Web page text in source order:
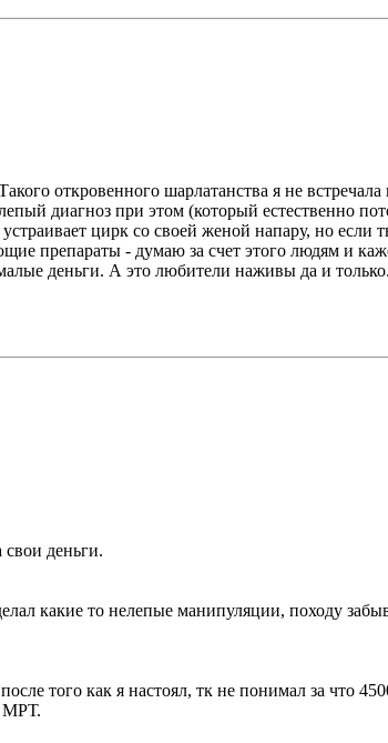
откровенного шарлатанства я не
диагноз при этом (который естественно
цирк со своей женой напару, но
препараты - думаю за счет этого людям и
деньги. А это любители наживы да и
деньги.
какие то нелепые манипуляции, походу
того как я настоял, тк не понимал за что
МРТ.